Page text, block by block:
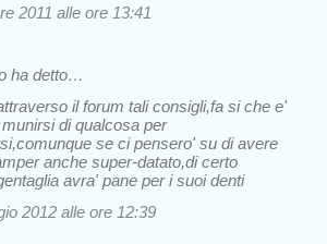
2011 alle ore 13:41
ha detto…
il forum tali consigli,fa si che e'
di qualcosa per
se ci pensero' su di avere
anche super-datato,di certo
avra' pane per i suoi denti
2012 alle ore 12:39